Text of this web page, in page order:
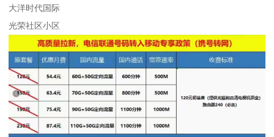
大洋时代国际
光荣社区小区